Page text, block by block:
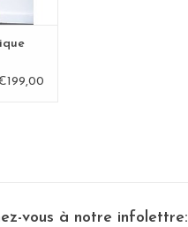
vous à notre infolettre: